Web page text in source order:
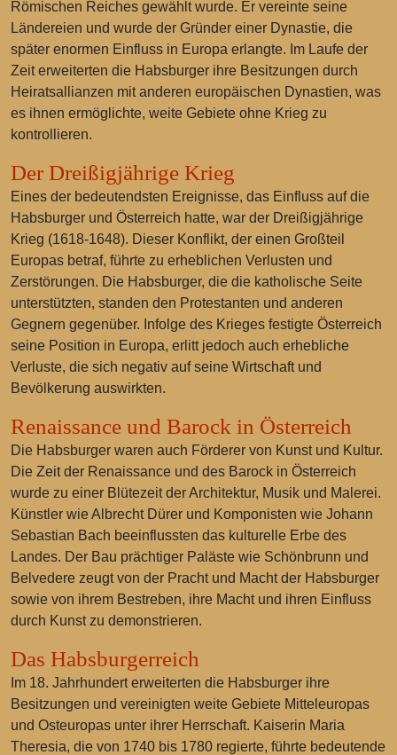
Römischen Reiches gewählt wurde. Er vereinte seine
Ländereien und wurde der Gründer einer Dynastie, die
später enormen Einfluss in Europa erlangte. Im Laufe der
Zeit erweiterten die Habsburger ihre Besitzungen durch
Heiratsallianzen mit anderen europäischen Dynastien, was
es ihnen ermöglichte, weite Gebiete ohne Krieg zu
kontrollieren.
Der Dreißigjährige Krieg
Eines der bedeutendsten Ereignisse, das Einfluss auf die
Habsburger und Österreich hatte, war der Dreißigjährige
Krieg (1618-1648). Dieser Konflikt, der einen Großteil
Europas betraf, führte zu erheblichen Verlusten und
Zerstörungen. Die Habsburger, die die katholische Seite
unterstützten, standen den Protestanten und anderen
Gegnern gegenüber. Infolge des Krieges festigte Österreich
seine Position in Europa, erlitt jedoch auch erhebliche
Verluste, die sich negativ auf seine Wirtschaft und
Bevölkerung auswirkten.
Renaissance und Barock in Österreich
Die Habsburger waren auch Förderer von Kunst und Kultur.
Die Zeit der Renaissance und des Barock in Österreich
wurde zu einer Blütezeit der Architektur, Musik und Malerei.
Künstler wie Albrecht Dürer und Komponisten wie Johann
Sebastian Bach beeinflussten das kulturelle Erbe des
Landes. Der Bau prächtiger Paläste wie Schönbrunn und
Belvedere zeugt von der Pracht und Macht der Habsburger
sowie von ihrem Bestreben, ihre Macht und ihren Einfluss
durch Kunst zu demonstrieren.
Das Habsburgerreich
Im 18. Jahrhundert erweiterten die Habsburger ihre
Besitzungen und vereinigten weite Gebiete Mitteleuropas
und Osteuropas unter ihrer Herrschaft. Kaiserin Maria
Theresia, die von 1740 bis 1780 regierte, führte bedeutende